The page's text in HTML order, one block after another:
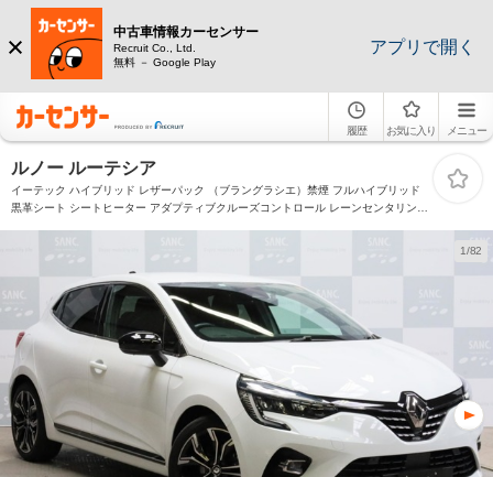
中古車情報カーセンサー
Recruit Co., Ltd.
無料 － Google Play
アプリで開く
履歴 お気に入り メニュー
ルノー ルーテシア
イーテック ハイブリッド レザーパック （ブラングラシエ）禁煙 フルハイブリッド
黒革シート シートヒーター アダプティブクルーズコントロール レーンセンタリング
1/82